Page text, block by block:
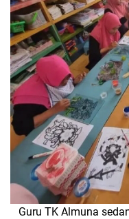
Guru TK Almuna